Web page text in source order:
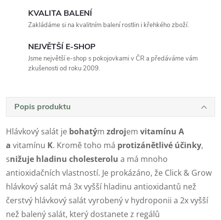
KVALITA BALENÍ
Zakládáme si na kvalitním balení rostlin i křehkého zboží.
NEJVĚTŠÍ E-SHOP
Jsme největší e-shop s pokojovkami v ČR a předáváme vám
zkušenosti od roku 2009.
Popis produktu
Hlávkový salát je bohatým zdrojem vitamínu A
a vitamínu K. Kromě toho má protizánětlivé účinky,
snižuje hladinu cholesterolu a má mnoho
antioxidačních vlastností. Je prokázáno, že Click & Grow
hlávkový salát má 3x vyšší hladinu antioxidantů než
čerstvý hlávkový salát vyrobený v hydroponii a 2x vyšší
než balený salát, který dostanete z regálů